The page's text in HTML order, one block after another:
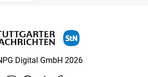
Digital GmbH 2026